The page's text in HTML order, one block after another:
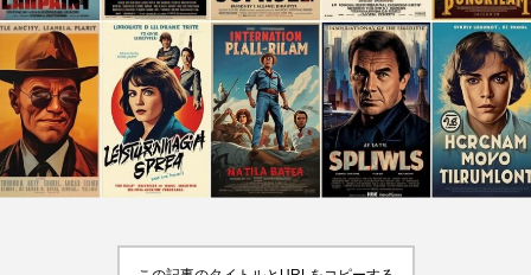
ム『自分との約束は、
必ず資産になる』
Rooney
2026.07.30
ロケ地ガイド｜NY・
パリの撮影地、見れる
場所、聖地巡礼のコツ
2026.01.31
TAG LIST